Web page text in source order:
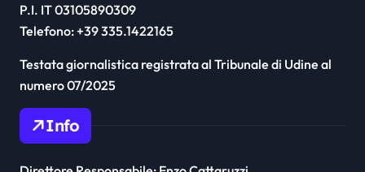
P.I. IT 03105890309
Telefono: +39 335.1422165
Testata giornalistica registrata al Tribunale di Udine al
numero 07/2025
Info